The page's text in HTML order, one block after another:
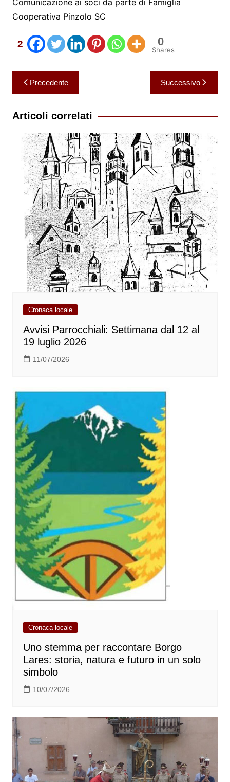
Cooperativa Pinzolo SC
2 0
Shares
Navigazione
articoli
Precedente Successivo
Articoli correlati
Cronaca locale
Avvisi Parrocchiali: Settimana dal 12 al
19 luglio 2026
11/07/2026
Cronaca locale
Uno stemma per raccontare Borgo
Lares: storia, natura e futuro in un solo
simbolo
10/07/2026